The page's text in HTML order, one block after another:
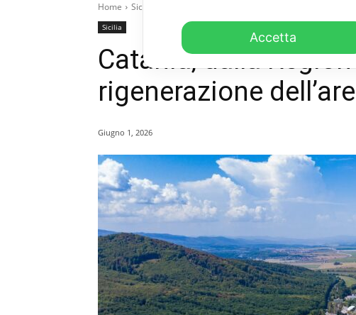
Home Sicilia
Sicilia
Catania, dalla
rigenerazione
Giugno 1, 2026
Accetta